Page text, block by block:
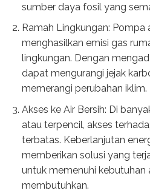
sumber daya fosil yang
Ramah Lingkungan: Pompa
menghasilkan emisi gas
lingkungan. Dengan
dapat mengurangi jejak
memerangi perubahan iklim.
Akses ke Air Bersih: Di
atau terpencil, akses
terbatas. Keberlanjutan
memberikan solusi yang
untuk memenuhi kebutuhan
membutuhkan.